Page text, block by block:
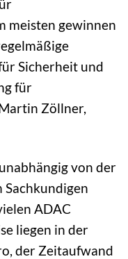
meisten gewinnen
Sicherheit und
für
Zöllner,
von der
Sachkundigen
ADAC
liegen in der
der Zeitaufwand